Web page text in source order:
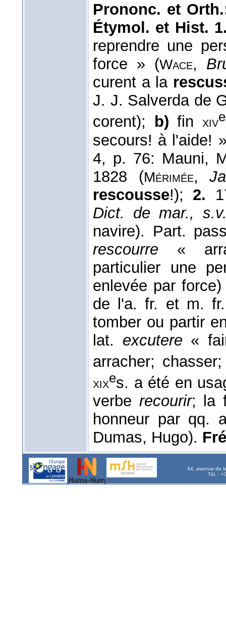
Prononc. et
Étymol. et Hist.
reprendre une
force » (Wace,
curent a la
J. J. Salverda de
corent); b) fin xive
secours! à l'aide!
4, p. 76: Mauni,
1828 (Mérimée,
rescousse!); 2.
Dict. de mar.,
navire). Part.
rescourre «
particulier une
enlevée par
de l'a. fr. et m.
tomber ou partir
lat. excutere «
arracher;
xixes. a été en
verbe recourir; la
honneur par qq.
Dumas, Hugo).
44, avenue de
Tél. :